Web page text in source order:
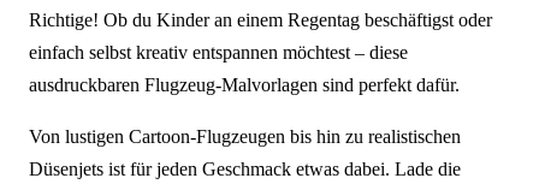
Richtige! Ob du Kinder an einem Regentag beschäftigst oder
einfach selbst kreativ entspannen möchtest – diese
ausdruckbaren Flugzeug-Malvorlagen sind perfekt dafür.
Von lustigen Cartoon-Flugzeugen bis hin zu realistischen
Düsenjets ist für jeden Geschmack etwas dabei. Lade die